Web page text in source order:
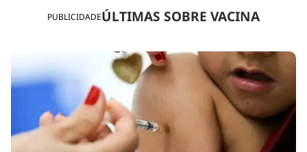
PUBLICIDADEÚLTIMAS SOBRE VACINA